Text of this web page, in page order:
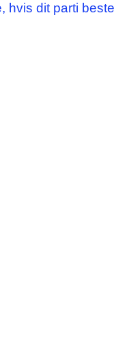
hvis dit parti